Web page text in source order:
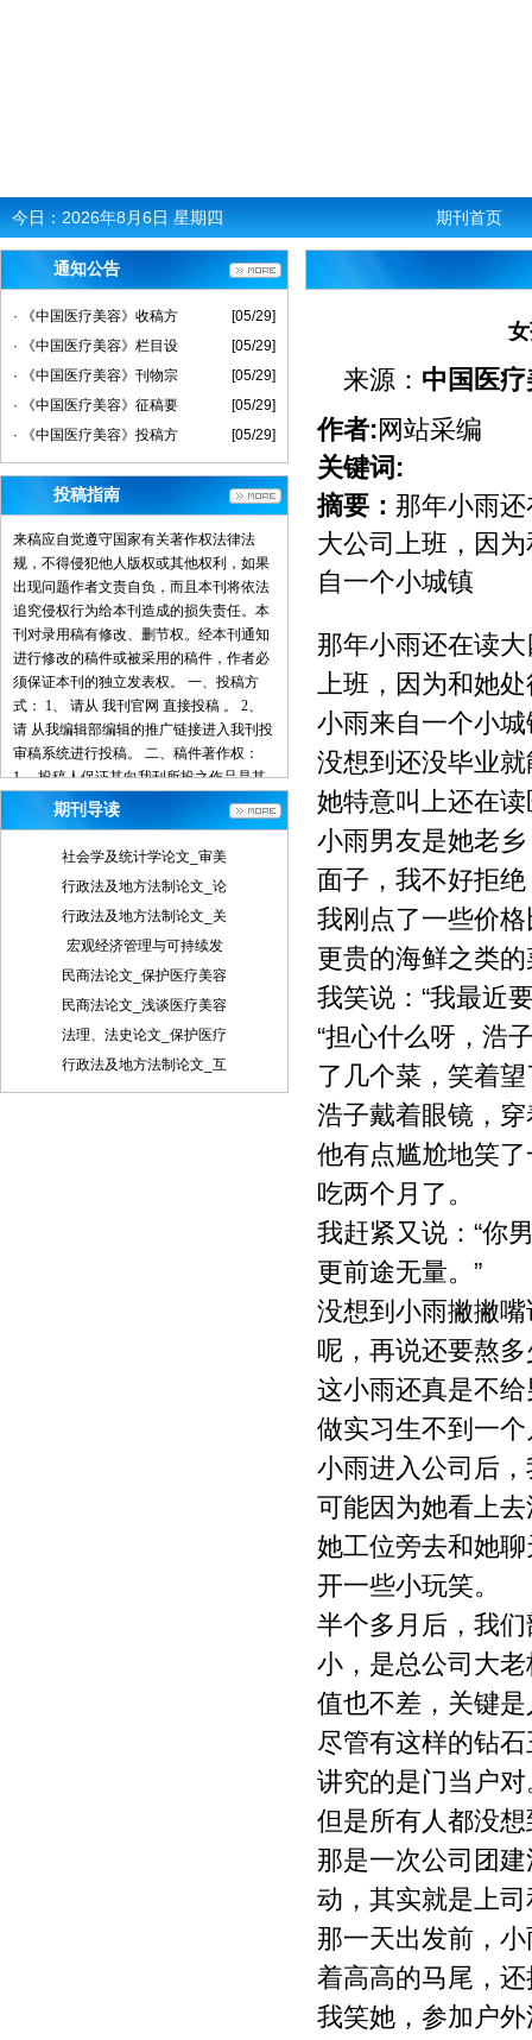
今日： 2026年8月6日 星期四 期刊首页
通知公告
· 《中国医疗美容》收稿方
[05/29]
· 《中国医疗美容》栏目设
[05/29]
· 《中国医疗美容》刊物宗
[05/29]
· 《中国医疗美容》征稿要
[05/29]
· 《中国医疗美容》投稿方
[05/29]
投稿指南
来稿应自觉遵守国家有关著作权法律法
规，不得侵犯他人版权或其他权利，如果
出现问题作者文责自负，而且本刊将依法
追究侵权行为给本刊造成的损失责任。本
刊对录用稿有修改、删节权。经本刊通知
进行修改的稿件或被采用的稿件，作者必
须保证本刊的独立发表权。 一、投稿方
式： 1、 请从 我刊官网 直接投稿 。 2、
请 从我编辑部编辑的推广链接进入我刊投
审稿系统进行投稿。 二、稿件著作权：
1、 投稿人保证其向我刊所投之作品是其
本人或与他人合作创作之成果，或对所投
品提出可成立之权利主张。 2、 投稿人保
发表。 3、 投稿人保证其作品不含有违反
宪法、法律及损害社会公共利益之内容。
4、 投稿人向我刊所投之作品不得同时向
第三方投送，即不允许一稿多投。 5、 投
包括但不限于：通过网络向公众传播、复
制、摘编、表演、播放、展览、发行、摄
制电影、电视、录像制品、录制录音制
期刊导读
社会学及统计学论文_审美
行政法及地方法制论文_论
行政法及地方法制论文_关
宏观经济管理与可持续发
民商法论文_保护医疗美容
民商法论文_浅谈医疗美容
法理、法史论文_保护医疗
行政法及地方法制论文_互
来源： 中国医
作者:网站采编
关键词:
摘要： 那年小雨
大公司上班，因
自一个小城镇
那年小雨还在读
上班，因为和她
小雨来自一个小
没想到还没毕业
她特意叫上还在
小雨男友是她老
面子，我不好拒
我刚点了一些价
更贵的海鲜之类
我笑说：“我最近
“担心什么呀，浩
了几个菜，笑着
浩子戴着眼镜，
他有点尴尬地笑
吃两个月了。
我赶紧又说：“你
更前途无量。”
没想到小雨撇撇
呢，再说还要熬
这小雨还真是不
做实习生不到一
小雨进入公司后
可能因为她看上
她工位旁去和她
开一些小玩笑。
半个多月后，我
小，是总公司大
值也不差，关键
尽管有这样的钻
讲究的是门当户
但是所有人都没
那是一次公司团
动，其实就是上
那一天出发前，
着高高的马尾，
我笑她，参加户